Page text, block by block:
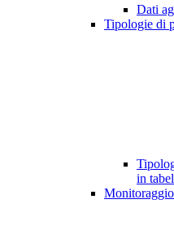
Dati
Tipologie di
in